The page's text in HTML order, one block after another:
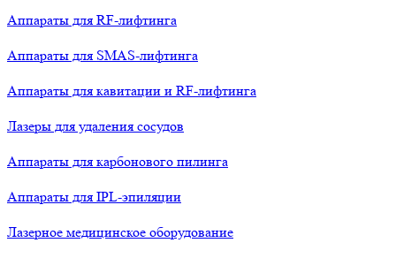
Аппараты для RF-лифтинга
Аппараты для SMAS-лифтинга
Аппараты для кавитации и RF-лифтинга
Лазеры для удаления сосудов
Аппараты для карбонового пилинга
Аппараты для IPL-эпиляции
Лазерное медицинское оборудование